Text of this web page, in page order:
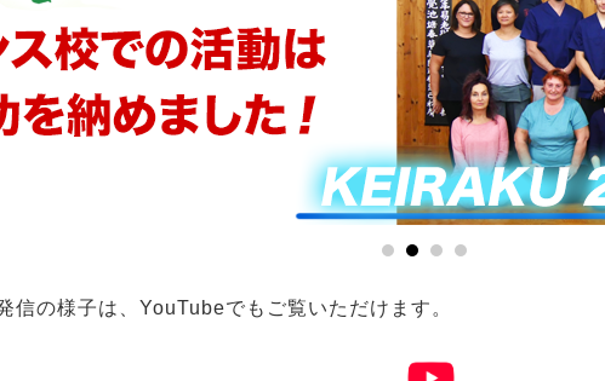
信の様子は、YouTubeでもご覧いただけます。